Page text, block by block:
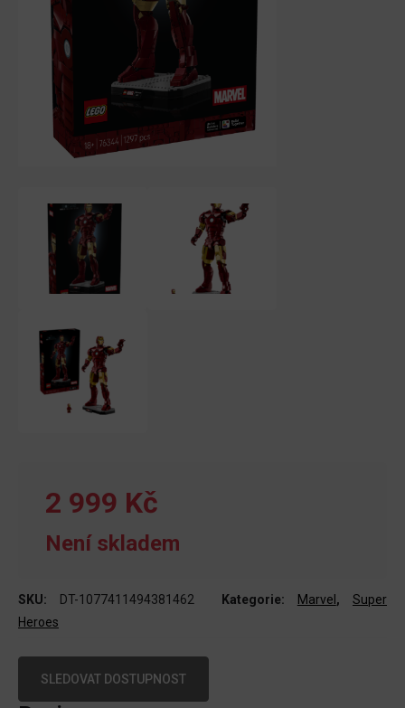
2 999 Kč
Není skladem
SKU: DT-1077411494381462 Kategorie: Marvel , Super
Heroes
SLEDOVAT DOSTUPNOST